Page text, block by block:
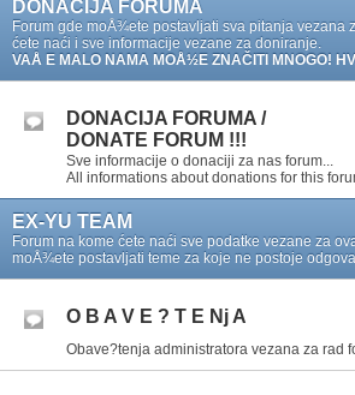
DONACIJA FORUMA
Forum gde moÅ¾ete postavljati sva pitanja vezana
ćete naći i sve informacije vezane za doniranje.
VAÅ E MALO NAMA MOÅ½E ZNAČITI MNOGO!
DONACIJA FORUMA /
DONATE FORUM !!!
Sve informacije o donaciji za nas forum...
All informations about donations for this
EX-YU TEAM
Forum na kome ćete naći sve podatke vezane za
moÅ¾ete postavljati teme za koje ne postoje
O B A V E ? T E Nj A
Obave?tenja administratora vezana za rad